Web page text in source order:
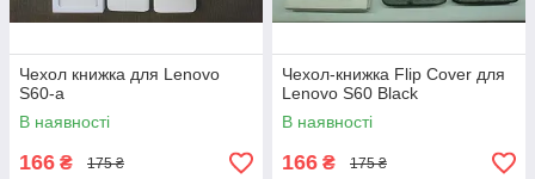
Чехол книжка для Lenovo
S60-a
В наявності
166 ₴ 175 ₴
Чехол-книжка Flip Cover для
Lenovo S60 Black
В наявності
166 ₴ 175 ₴